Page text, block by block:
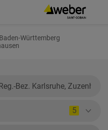
Baden-Württemberg
5